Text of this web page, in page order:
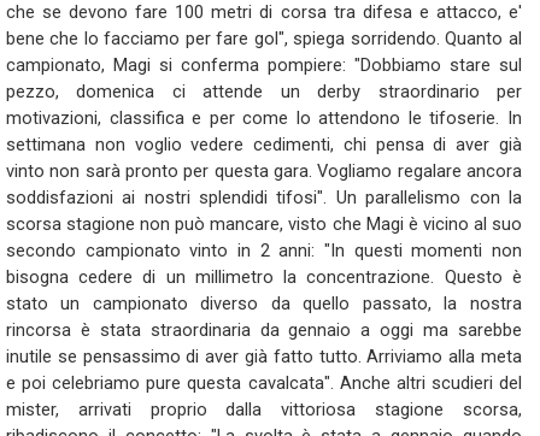
che se devono fare 100 metri di corsa tra difesa e attacco, e'
bene che lo facciamo per fare gol", spiega sorridendo. Quanto al
campionato, Magi si conferma pompiere: "Dobbiamo stare sul
pezzo, domenica ci attende un derby straordinario per
motivazioni, classifica e per come lo attendono le tifoserie. In
settimana non voglio vedere cedimenti, chi pensa di aver già
vinto non sarà pronto per questa gara. Vogliamo regalare ancora
soddisfazioni ai nostri splendidi tifosi". Un parallelismo con la
scorsa stagione non può mancare, visto che Magi è vicino al suo
secondo campionato vinto in 2 anni: "In questi momenti non
bisogna cedere di un millimetro la concentrazione. Questo è
stato un campionato diverso da quello passato, la nostra
rincorsa è stata straordinaria da gennaio a oggi ma sarebbe
inutile se pensassimo di aver già fatto tutto. Arriviamo alla meta
e poi celebriamo pure questa cavalcata". Anche altri scudieri del
mister, arrivati proprio dalla vittoriosa stagione scorsa,